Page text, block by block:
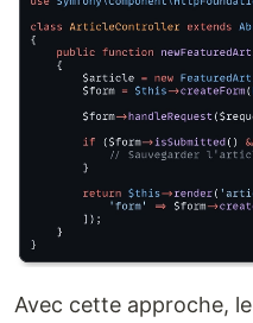
Avec cette approche, le